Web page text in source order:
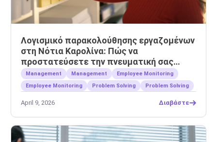
Λογισμικό παρακολούθησης εργαζομένων
στη Νότια Καρολίνα: Πώς να
προστατεύσετε την πνευματική σας
ιδιοκτησία
Management Management
Employee Monitoring
Employee Monitoring
Problem Solving Problem Solving
April 9, 2026 Διαβάστε